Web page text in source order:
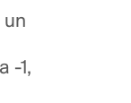
-1,